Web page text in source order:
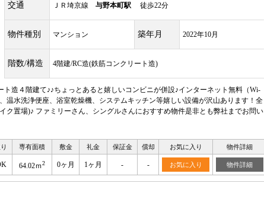
交通 ＪＲ埼京線 与野本町駅 徒歩22分
物件種別 マンション 築年月 2022年10月
階数/構造 4階建/RC造(鉄筋コンクリート造)
造４階建て♪♪ちょっとあると嬉しいコンビニが併設♪インターネット無料（Wi-
温水洗浄便座、浴室乾燥機、システムキッチン等嬉しい設備が沢山あります！全
ク置場)♪ ファミリーさん、シングルさんにおすすめ物件是非とも弊社までお問い
専有面積 敷金 礼金 保証金 償却 お気に入り 物件詳細
64.02ｍ2 0ヶ月 1ヶ月 - - お気に入り 物件詳細